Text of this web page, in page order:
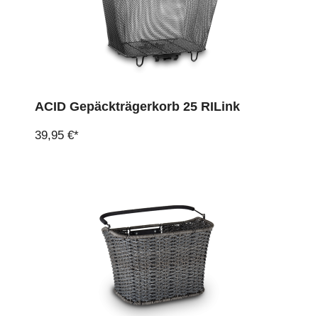
ACID Gepäckträgerkorb 25 RILink
39,95 €*